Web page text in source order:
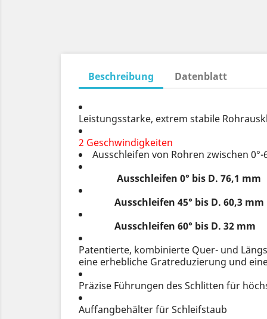
Beschreibung Datenblatt
Leistungsstarke, extrem stabile
2 Geschwindigkeiten
Ausschleifen von Rohren zwischen 0°-
Ausschleifen 0° bis D. 76,1 mm
Ausschleifen 45° bis D. 60,3 mm
Ausschleifen 60° bis D. 32 mm
Patentierte, kombinierte Quer- und
eine erhebliche Gratreduzierung und
Präzise Führungen des Schlitten für
Auffangbehälter für Schleifstaub